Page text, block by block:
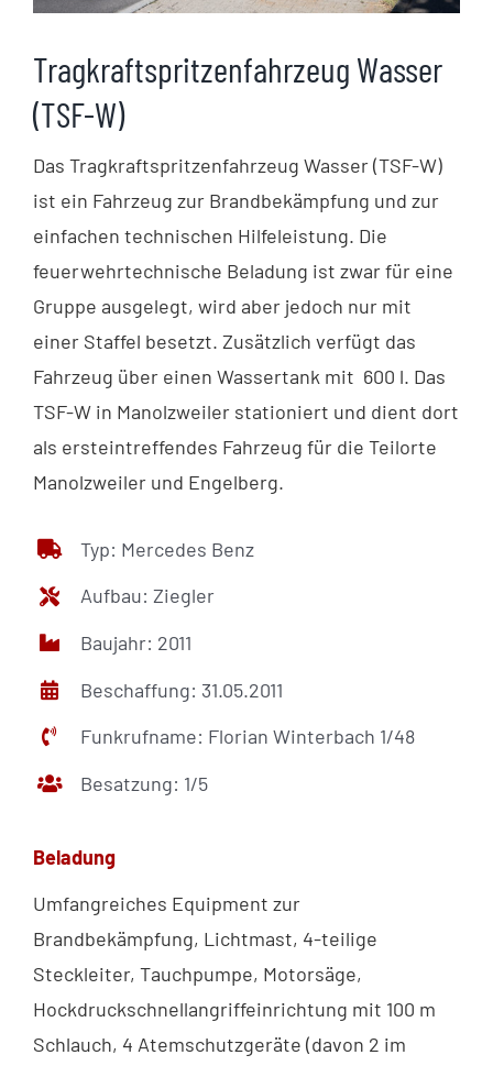
Tragkraftspritzenfahrzeug Wasser
(TSF-W)
Das Tragkraftspritzenfahrzeug Wasser (TSF-W)
ist ein Fahrzeug zur Brandbekämpfung und zur
einfachen technischen Hilfeleistung. Die
feuerwehrtechnische Beladung ist zwar für eine
Gruppe ausgelegt, wird aber jedoch nur mit
einer Staffel besetzt. Zusätzlich verfügt das
Fahrzeug über einen Wassertank mit 600 l. Das
TSF-W in Manolzweiler stationiert und dient dort
als ersteintreffendes Fahrzeug für die Teilorte
Manolzweiler und Engelberg.
Typ: Mercedes Benz
Aufbau: Ziegler
Baujahr: 2011
Beschaffung: 31.05.2011
Funkrufname: Florian Winterbach 1/48
Besatzung: 1/5
Beladung
Umfangreiches Equipment zur
Brandbekämpfung, Lichtmast, 4-teilige
Steckleiter, Tauchpumpe, Motorsäge,
Hockdruckschnellangriffeinrichtung mit 100 m
Schlauch, 4 Atemschutzgeräte (davon 2 im